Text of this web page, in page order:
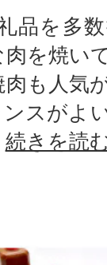
品を多
を焼い
も人気
スがよ
続きを読